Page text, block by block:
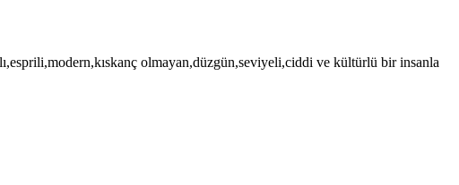
olmayan,düzgün,seviyeli,ciddi ve kültürlü bir insanla